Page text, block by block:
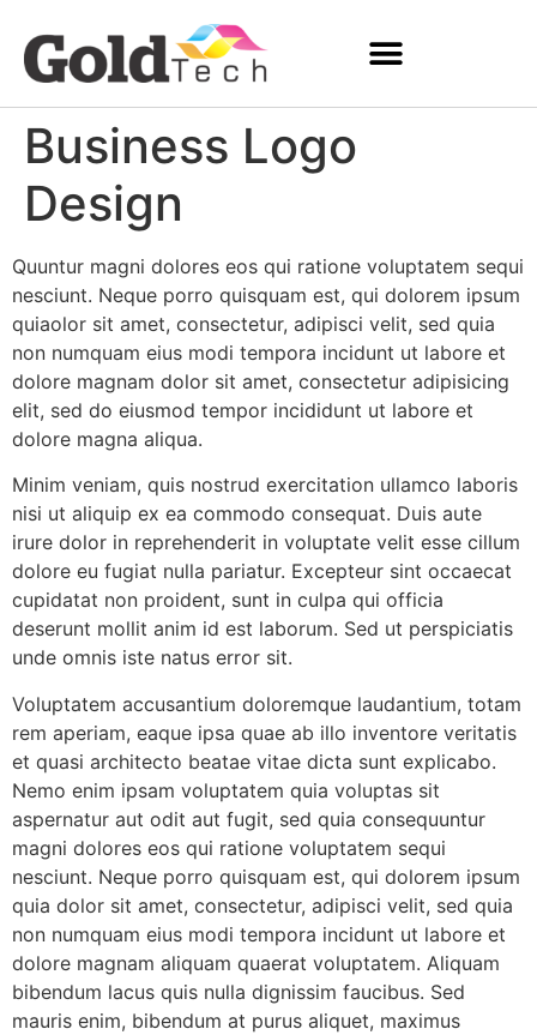
Business Logo
Design
Quuntur magni dolores eos qui ratione voluptatem sequi
nesciunt. Neque porro quisquam est, qui dolorem ipsum
quiaolor sit amet, consectetur, adipisci velit, sed quia
non numquam eius modi tempora incidunt ut labore et
dolore magnam dolor sit amet, consectetur adipisicing
elit, sed do eiusmod tempor incididunt ut labore et
dolore magna aliqua.
Minim veniam, quis nostrud exercitation ullamco laboris
nisi ut aliquip ex ea commodo consequat. Duis aute
irure dolor in reprehenderit in voluptate velit esse cillum
dolore eu fugiat nulla pariatur. Excepteur sint occaecat
cupidatat non proident, sunt in culpa qui officia
deserunt mollit anim id est laborum. Sed ut perspiciatis
unde omnis iste natus error sit.
Voluptatem accusantium doloremque laudantium, totam
rem aperiam, eaque ipsa quae ab illo inventore veritatis
et quasi architecto beatae vitae dicta sunt explicabo.
Nemo enim ipsam voluptatem quia voluptas sit
aspernatur aut odit aut fugit, sed quia consequuntur
magni dolores eos qui ratione voluptatem sequi
nesciunt. Neque porro quisquam est, qui dolorem ipsum
quia dolor sit amet, consectetur, adipisci velit, sed quia
non numquam eius modi tempora incidunt ut labore et
dolore magnam aliquam quaerat voluptatem. Aliquam
bibendum lacus quis nulla dignissim faucibus. Sed
mauris enim, bibendum at purus aliquet, maximus